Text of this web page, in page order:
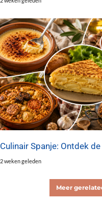
Culinair Spanje: Ontdek
2 weken geleden
Meer